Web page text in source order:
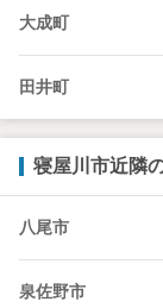
大成町
田井町
寝屋川市近隣
八尾市
泉佐野市